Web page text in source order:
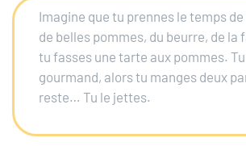
Imagine que tu prennes le temps
de belles pommes, du beurre, de la
tu fasses une tarte aux pommes.
gourmand, alorstu manges deux
reste… Tu le jettes.